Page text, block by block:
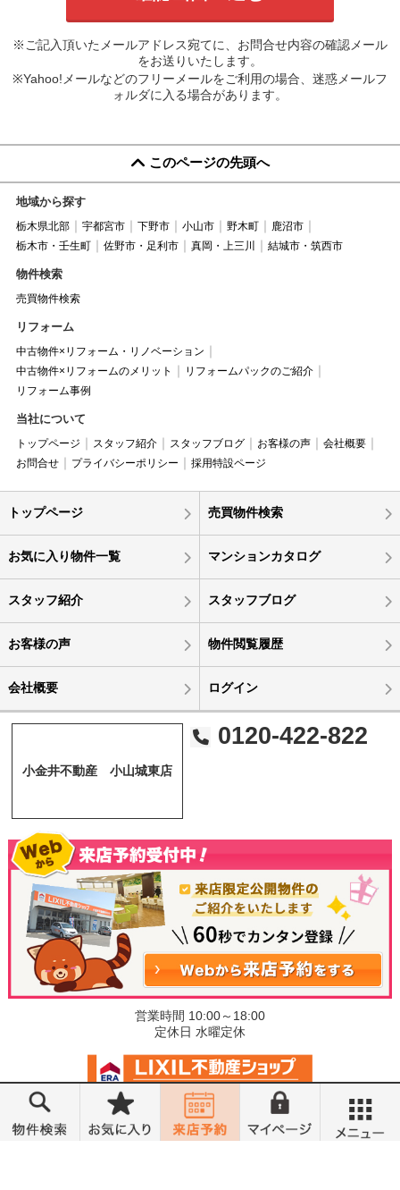
※ご記入頂いたメールアドレス宛てに、お問合せ内容の確認メール
をお送りいたします。
※Yahoo!メールなどのフリーメールをご利用の場合、迷惑メールフ
ォルダに入る場合があります。
このページの先頭へ
地域から探す
栃木県北部 宇都宮市 下野市 小山市 野木町
鹿沼市
栃木市・壬生町
佐野市・足利市 真岡・上三川 結城市・筑西市
物件検索
売買物件検索
リフォーム
中古物件×リフォーム・リノベーション
中古物件×リフォームのメリット
リフォームパックのご紹介
リフォーム事例
当社について
トップページ スタッフ紹介 スタッフブログ お客様の声
会社概要
お問合せ
プライバシーポリシー 採用特設ページ
トップページ 売買物件検索
お気に入り物件一覧 マンションカタログ
スタッフ紹介 スタッフブログ
お客様の声 物件閲覧履歴
会社概要 ログイン
小金井不動産 小山城東店
0120-422-822
営業時間 10:00～18:00
定休日 水曜定休
©小金井不動産売買部 小山城東店